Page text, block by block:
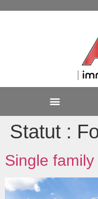
Statut :
Single